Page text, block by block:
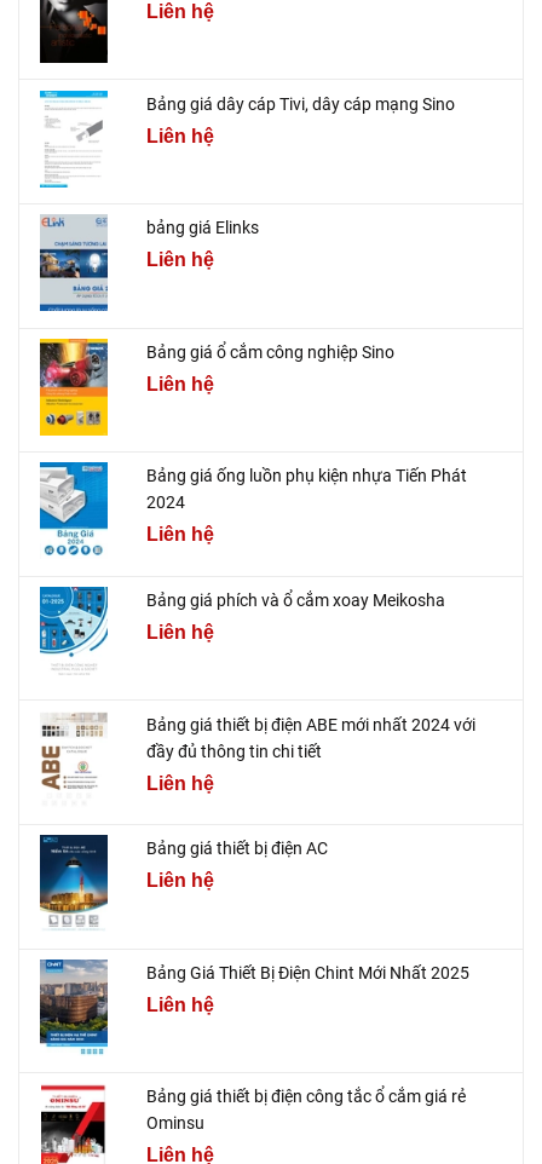
Liên hệ
Bảng giá dây cáp Tivi, dây cáp mạng Sino
Liên hệ
bảng giá Elinks
Liên hệ
Bảng giá ổ cắm công nghiệp Sino
Liên hệ
Bảng giá ống luồn phụ kiện nhựa Tiến Phát
2024
Liên hệ
Bảng giá phích và ổ cắm xoay Meikosha
Liên hệ
Bảng giá thiết bị điện ABE mới nhất 2024 với
đầy đủ thông tin chi tiết
Liên hệ
Bảng giá thiết bị điện AC
Liên hệ
Bảng Giá Thiết Bị Điện Chint Mới Nhất 2025
Liên hệ
Bảng giá thiết bị điện công tắc ổ cắm giá rẻ
Ominsu
Liên hệ